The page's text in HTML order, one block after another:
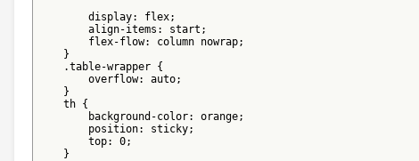
        display: flex;
        align-items: start;
        flex-flow: column nowrap;
    }
    .table-wrapper {
        overflow: auto;
    }
    th {
        background-color: orange;
        position: sticky;
        top: 0;
    }